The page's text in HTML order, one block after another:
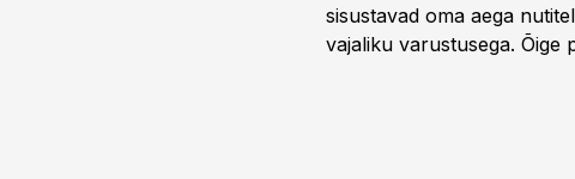
sisustavad oma aega
vajaliku varustusega. Õige